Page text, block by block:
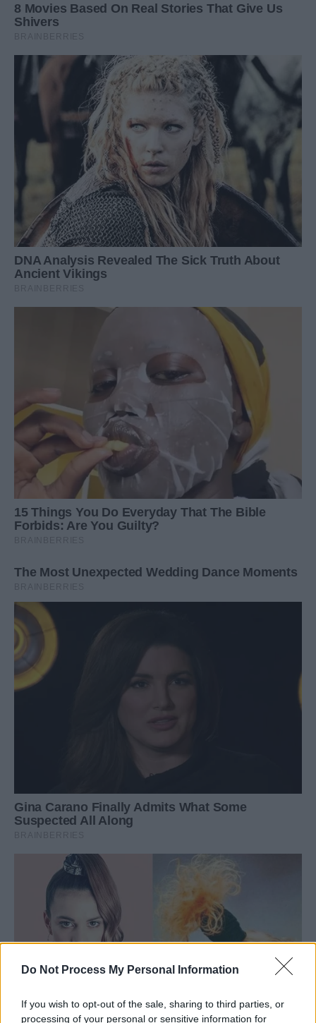
Do Not Process My Personal Information
If you wish to opt-out of the sale, sharing to third parties, or
processing of your personal or sensitive information for